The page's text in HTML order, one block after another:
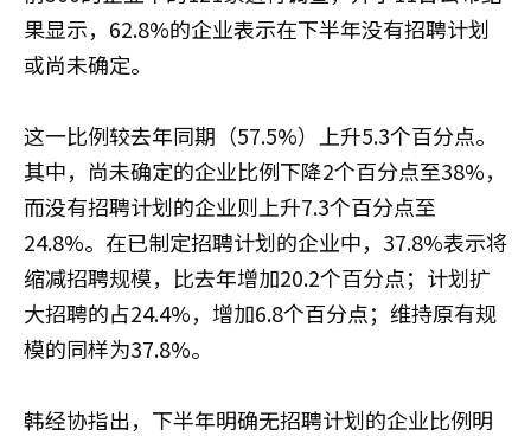
果显示，62.8%的企业表示在下半年没有招聘计划
或尚未确定。
这一比例较去年同期（57.5%）上升5.3个百分点。
其中，尚未确定的企业比例下降2个百分点至38%，
而没有招聘计划的企业则上升7.3个百分点至
24.8%。在已制定招聘计划的企业中，37.8%表示将
缩减招聘规模，比去年增加20.2个百分点；计划扩
大招聘的占24.4%，增加6.8个百分点；维持原有规
模的同样为37.8%。
韩经协指出，下半年明确无招聘计划的企业比例明